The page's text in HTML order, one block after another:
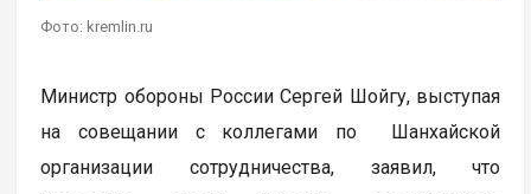
Фото: kremlin.ru
Министр обороны России Сергей Шойгу, выступая
на совещании с коллегами по Шанхайской
организации сотрудничества, заявил, что